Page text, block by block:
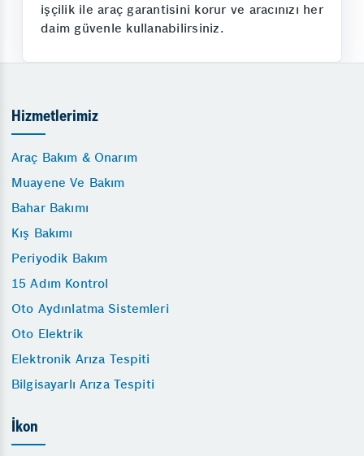
işçilik ile araç garantisini korur ve aracınızı her
daim güvenle kullanabilirsiniz.
Hizmetlerimiz
Araç Bakım & Onarım
Muayene Ve Bakım
Bahar Bakımı
Kış Bakımı
Periyodik Bakım
15 Adım Kontrol
Oto Aydınlatma Sistemleri
Oto Elektrik
Elektronik Arıza Tespiti
Bilgisayarlı Arıza Tespiti
İkon